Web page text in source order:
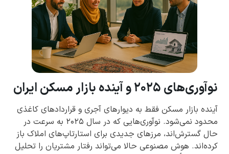
نوآوری‌های ۲۰۲۵ و آینده بازار مسکن ایران
آینده بازار مسکن فقط به دیوارهای آجری و قراردادهای کاغذی
محدود نمی‌شود. نوآوری‌هایی که در سال ۲۰۲۵ به سرعت در
حال گسترش‌اند، مرزهای جدیدی برای استارتاپ‌های املاک باز
کرده‌اند. هوش مصنوعی حالا می‌تواند رفتار مشتریان را تحلیل